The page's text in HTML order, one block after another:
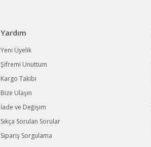
Yardım
Yeni Üyelik
Şifremi Unuttum
Kargo Takibi
Bize Ulaşın
İade ve Değişim
Sıkça Sorulan Sorular
Sipariş Sorgulama